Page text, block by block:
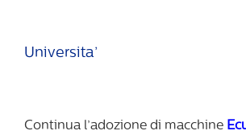
Universita’
Continua l’adozione di macchine